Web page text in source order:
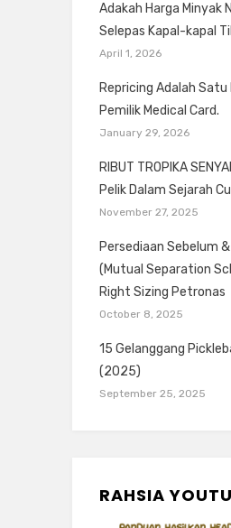
Adakah Harga Minyak
Selepas Kapal-kapal
April 1, 2026
Repricing Adalah
Pemilik Medical Card.
January 29, 2026
RIBUT TROPIKA
Pelik Dalam Sejarah
November 27, 2025
Persediaan Sebelum
(Mutual Separation
Right Sizing Petronas
October 8, 2025
15 Gelanggang
(2025)
September 25, 2025
RAHSIA